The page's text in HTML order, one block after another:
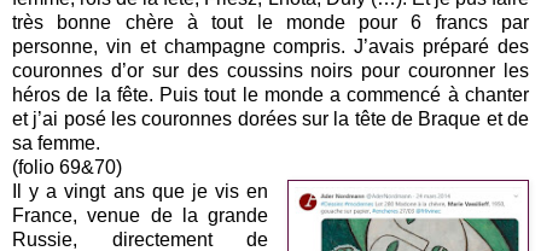
très bonne chère à tout le monde pour 6 francs par
personne, vin et champagne compris. J’avais préparé des
couronnes d’or sur des coussins noirs pour couronner les
héros de la fête. Puis tout le monde a commencé à chanter
et j’ai posé les couronnes dorées sur la tête de Braque et de
sa femme.
(folio 69&70)
Il y a vingt ans que je vis en
France, venue de la grande
Russie, directement de